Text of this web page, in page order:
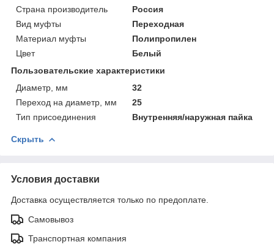
Страна производитель
Россия
Вид муфты
Переходная
Материал муфты
Полипропилен
Цвет
Белый
Пользовательские характеристики
Диаметр, мм
32
Переход на диаметр, мм
25
Тип присоединения
Внутренняя/наружная пайка
Скрыть
Условия доставки
Доставка осуществляется только по предоплате.
Самовывоз
Транспортная компания